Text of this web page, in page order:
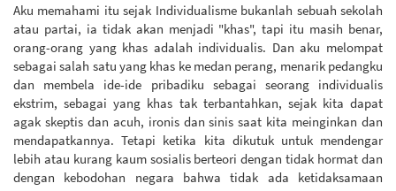
Aku memahami itu sejak Individualisme bukanlah sebuah sekolah
atau partai, ia tidak akan menjadi "khas", tapi itu masih benar,
orang-orang yang khas adalah individualis. Dan aku melompat
sebagai salah satu yang khas ke medan perang, menarik pedangku
dan membela ide-ide pribadiku sebagai seorang individualis
ekstrim, sebagai yang khas tak terbantahkan, sejak kita dapat
agak skeptis dan acuh, ironis dan sinis saat kita meinginkan dan
mendapatkannya. Tetapi ketika kita dikutuk untuk mendengar
lebih atau kurang kaum sosialis berteori dengan tidak hormat dan
dengan kebodohan negara bahwa tidak ada ketidaksamaan